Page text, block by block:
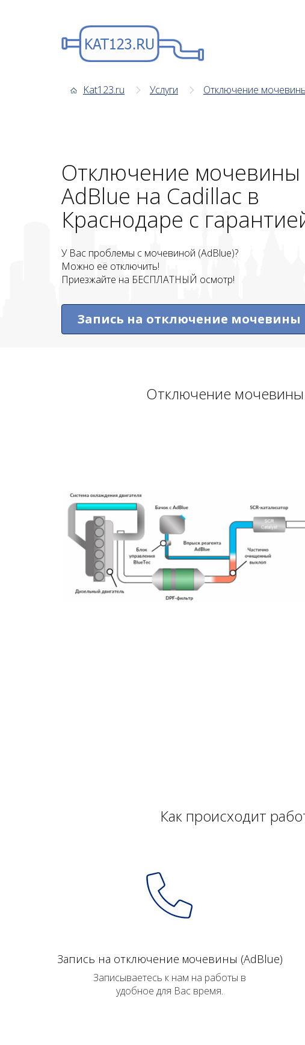
Kat123.ru Услуги Отключение
Отключение мочевины
AdBlue на Cadillac в
Краснодаре с
У Вас проблемы с мочевиной (AdBlue)?
Можно её отключить!
Приезжайте на БЕСПЛАТНЫЙ осмотр!
Запись на отключение мочевины
Отключение мочевины
Как происходит
Запись на отключение мочевины (AdBlue)
Записываетесь к нам на работы в
удобное для Вас время.